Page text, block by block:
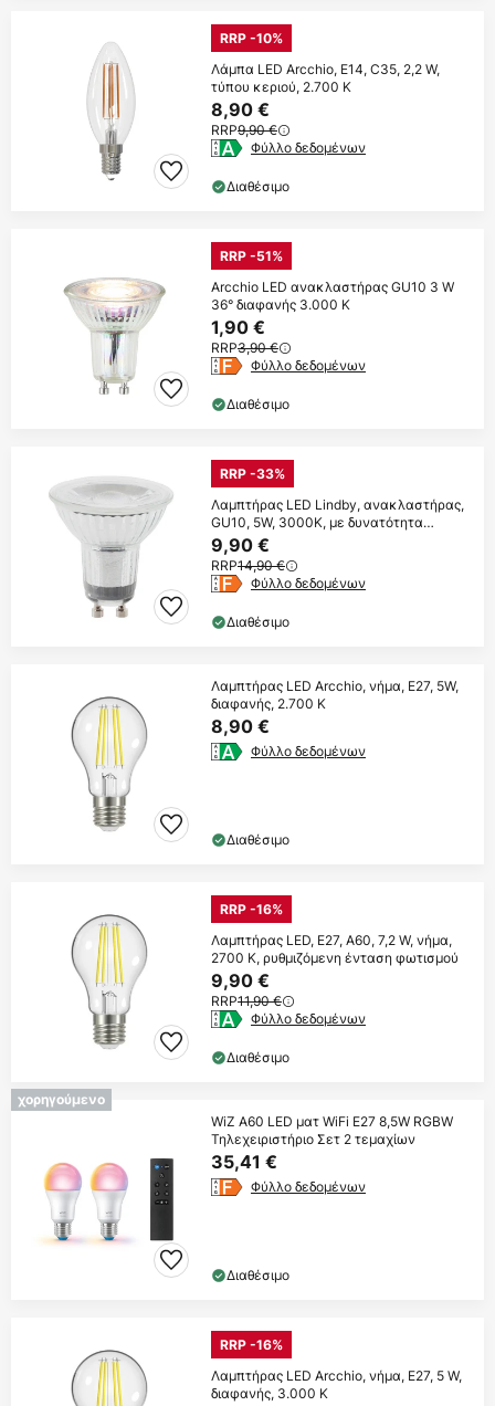
RRP -10%
Λάμπα LED Arcchio, E14, C35, 2,2 W,
τύπου κεριού, 2.700 K
8,90 €
RRP9,90 €
Φύλλο δεδομένων
Διαθέσιμο
RRP -51%
Arcchio LED ανακλαστήρας GU10 3 W
36° διαφανής 3.000 K
1,90 €
RRP3,90 €
Φύλλο δεδομένων
Διαθέσιμο
RRP -33%
Λαμπτήρας LED Lindby, ανακλαστήρας,
GU10, 5W, 3000K, με δυνατότητα
ρύθμισης
9,90 €
RRP14,90 €
Φύλλο δεδομένων
Διαθέσιμο
Λαμπτήρας LED Arcchio, νήμα, E27, 5W,
διαφανής, 2.700 K
8,90 €
Φύλλο δεδομένων
Διαθέσιμο
RRP -16%
Λαμπτήρας LED, E27, A60, 7,2 W, νήμα,
2700 K, ρυθμιζόμενη ένταση φωτισμού
9,90 €
RRP11,90 €
Φύλλο δεδομένων
Διαθέσιμο
χορηγούμενο
WiZ A60 LED ματ WiFi E27 8,5W RGBW
Τηλεχειριστήριο Σετ 2 τεμαχίων
35,41 €
Φύλλο δεδομένων
Διαθέσιμο
RRP -16%
Λαμπτήρας LED Arcchio, νήμα, E27, 5 W,
διαφανής, 3.000 K